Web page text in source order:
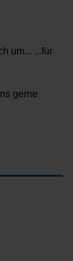
um... ...für
gerne